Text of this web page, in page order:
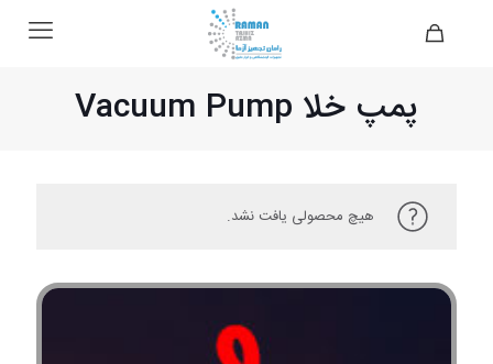
پمپ خلا Vacuum Pump
هیچ محصولی یافت نشد.